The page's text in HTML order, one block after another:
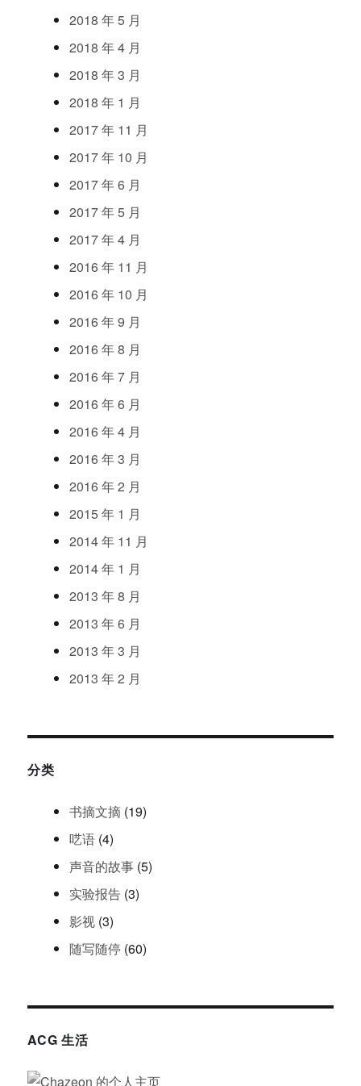
2018 年5 月
2018 年4 月
2018 年3 月
2018 年 1 月
2017年 11 月
2017年 10 月
2017年6 月
2017年5 月
2017年4 月
2016年 11 月
2016年 10 月
2016年9 月
2016年8 月
2016年7 月
2016年6 月
2016年4 月
2016年3 月
2016年2 月
2015年 1 月
2014年 11 月
2014年 1 月
2013 年8 月
2013 年6 月
2013 年3 月
2013 年2 月
分类
书摘文摘 (19)
呓语 (4)
声音的故事 (5)
实验报告 (3)
影视 (3)
随写随停 (60)
ACG 生活